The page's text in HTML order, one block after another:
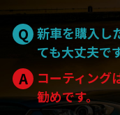
Q 新車を購入し
ても大丈夫で
A コーティング
勧めです。